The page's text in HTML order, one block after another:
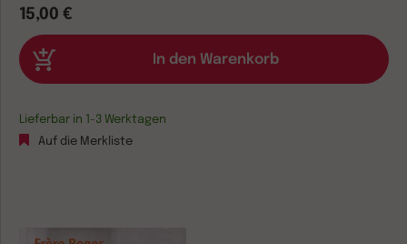
15,00 €
Lieferbar in 1-3 Werktagen
Auf die Merkliste